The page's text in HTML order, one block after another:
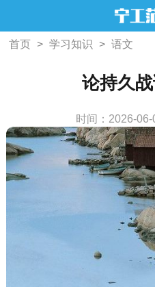
首页 > 学习知识 > 语文
论持久
时间：2026-